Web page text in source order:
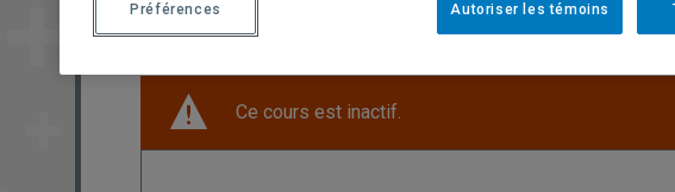
Ce cours est inactif.
Autoriser les témoins
Préférences